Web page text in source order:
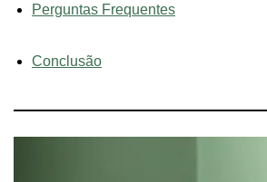
Perguntas Frequentes
Conclusão